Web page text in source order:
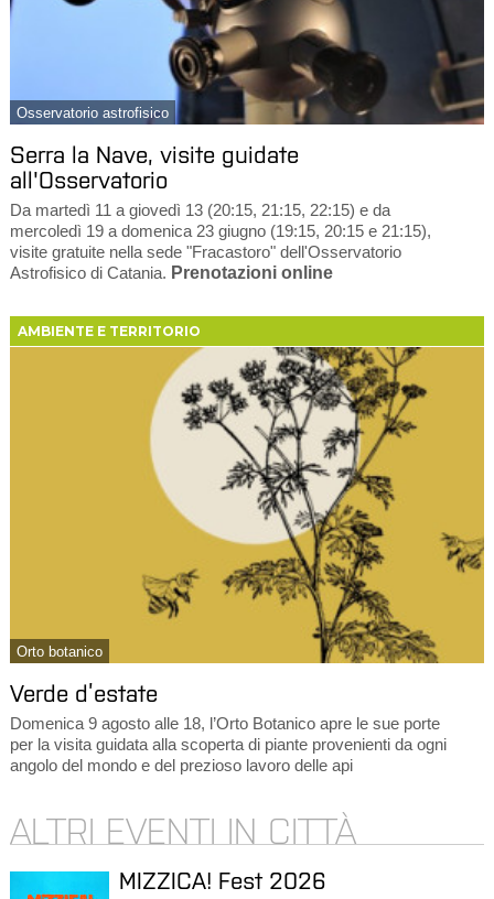
Osservatorio astrofisico
Serra la Nave, visite guidate
all'Osservatorio
Da martedì 11 a giovedì 13 (20:15, 21:15, 22:15) e da
mercoledì 19 a domenica 23 giugno (19:15, 20:15 e 21:15),
visite gratuite nella sede "Fracastoro" dell'Osservatorio
Astrofisico di Catania. Prenotazioni online
AMBIENTE E TERRITORIO
Orto botanico
Verde d’estate
Domenica 9 agosto alle 18, l’Orto Botanico apre le sue porte
per la visita guidata alla scoperta di piante provenienti da ogni
angolo del mondo e del prezioso lavoro delle api
ALTRI EVENTI IN CITTÀ
MIZZICA! Fest 2026